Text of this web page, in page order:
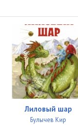
Лиловый шар
Булычев Кир